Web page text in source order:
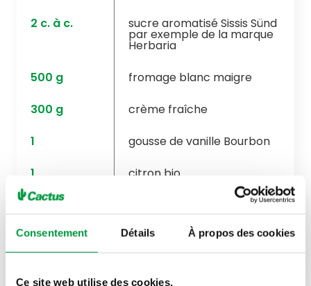
Consentement Détails À propos des cookies
Ce site web utilise des cookies.
2 c. à c. sucre aromatisé Sissis Sünd
par exemple de la marque
Herbaria
500 g
fromage blanc maigre
300 g
crème fraîche
1
gousse de vanille Bourbon
1
citron bio
6c. à s.
Alnatura
1c. à c.